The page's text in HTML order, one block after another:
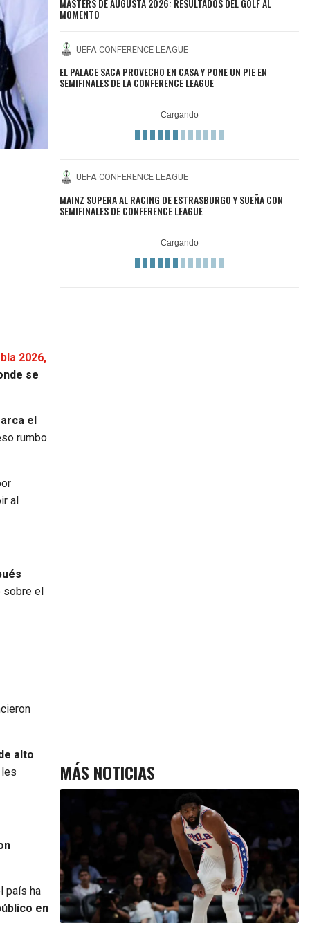
2026,
se
el
rumbo
al
sobre el
alto
país ha
en
MASTERS DE AUGUSTA 2026: RESULTADOS DEL GOLF AL
MOMENTO
UEFA CONFERENCE LEAGUE
EL PALACE SACA PROVECHO EN CASA Y PONE UN PIE EN
SEMIFINALES DE LA CONFERENCE LEAGUE
UEFA CONFERENCE LEAGUE
MAINZ SUPERA AL RACING DE ESTRASBURGO Y SUEÑA CON
SEMIFINALES DE CONFERENCE LEAGUE
MÁS NOTICIAS